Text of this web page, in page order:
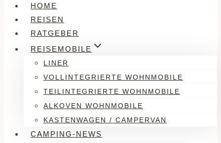
HOME
REISEN
RATGEBER
REISEMOBILE
LINER
VOLLINTEGRIERTE WOHNMOBILE
TEILINTEGRIERTE WOHNMOBILE
ALKOVEN WOHNMOBILE
KASTENWAGEN / CAMPERVAN
CAMPING-NEWS